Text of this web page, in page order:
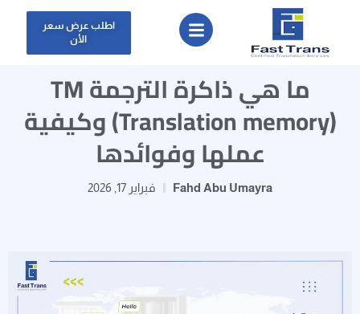
اطلب عرض سعر
الأن
ما هي ذاكرة الترجمة TM
(Translation memory) وكيفية
عملها وفوائدها
Fahd Abu Umayra فبراير 17, 2026